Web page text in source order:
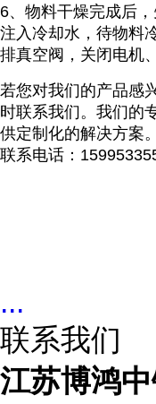
6、物料干燥完成后
注入冷却水，待物料
排真空阀，关闭电机
若您对我们的产品感
时联系我们。我们的
供定制化的解决方案。
联系电话：
...
联系我们
江苏博鸿